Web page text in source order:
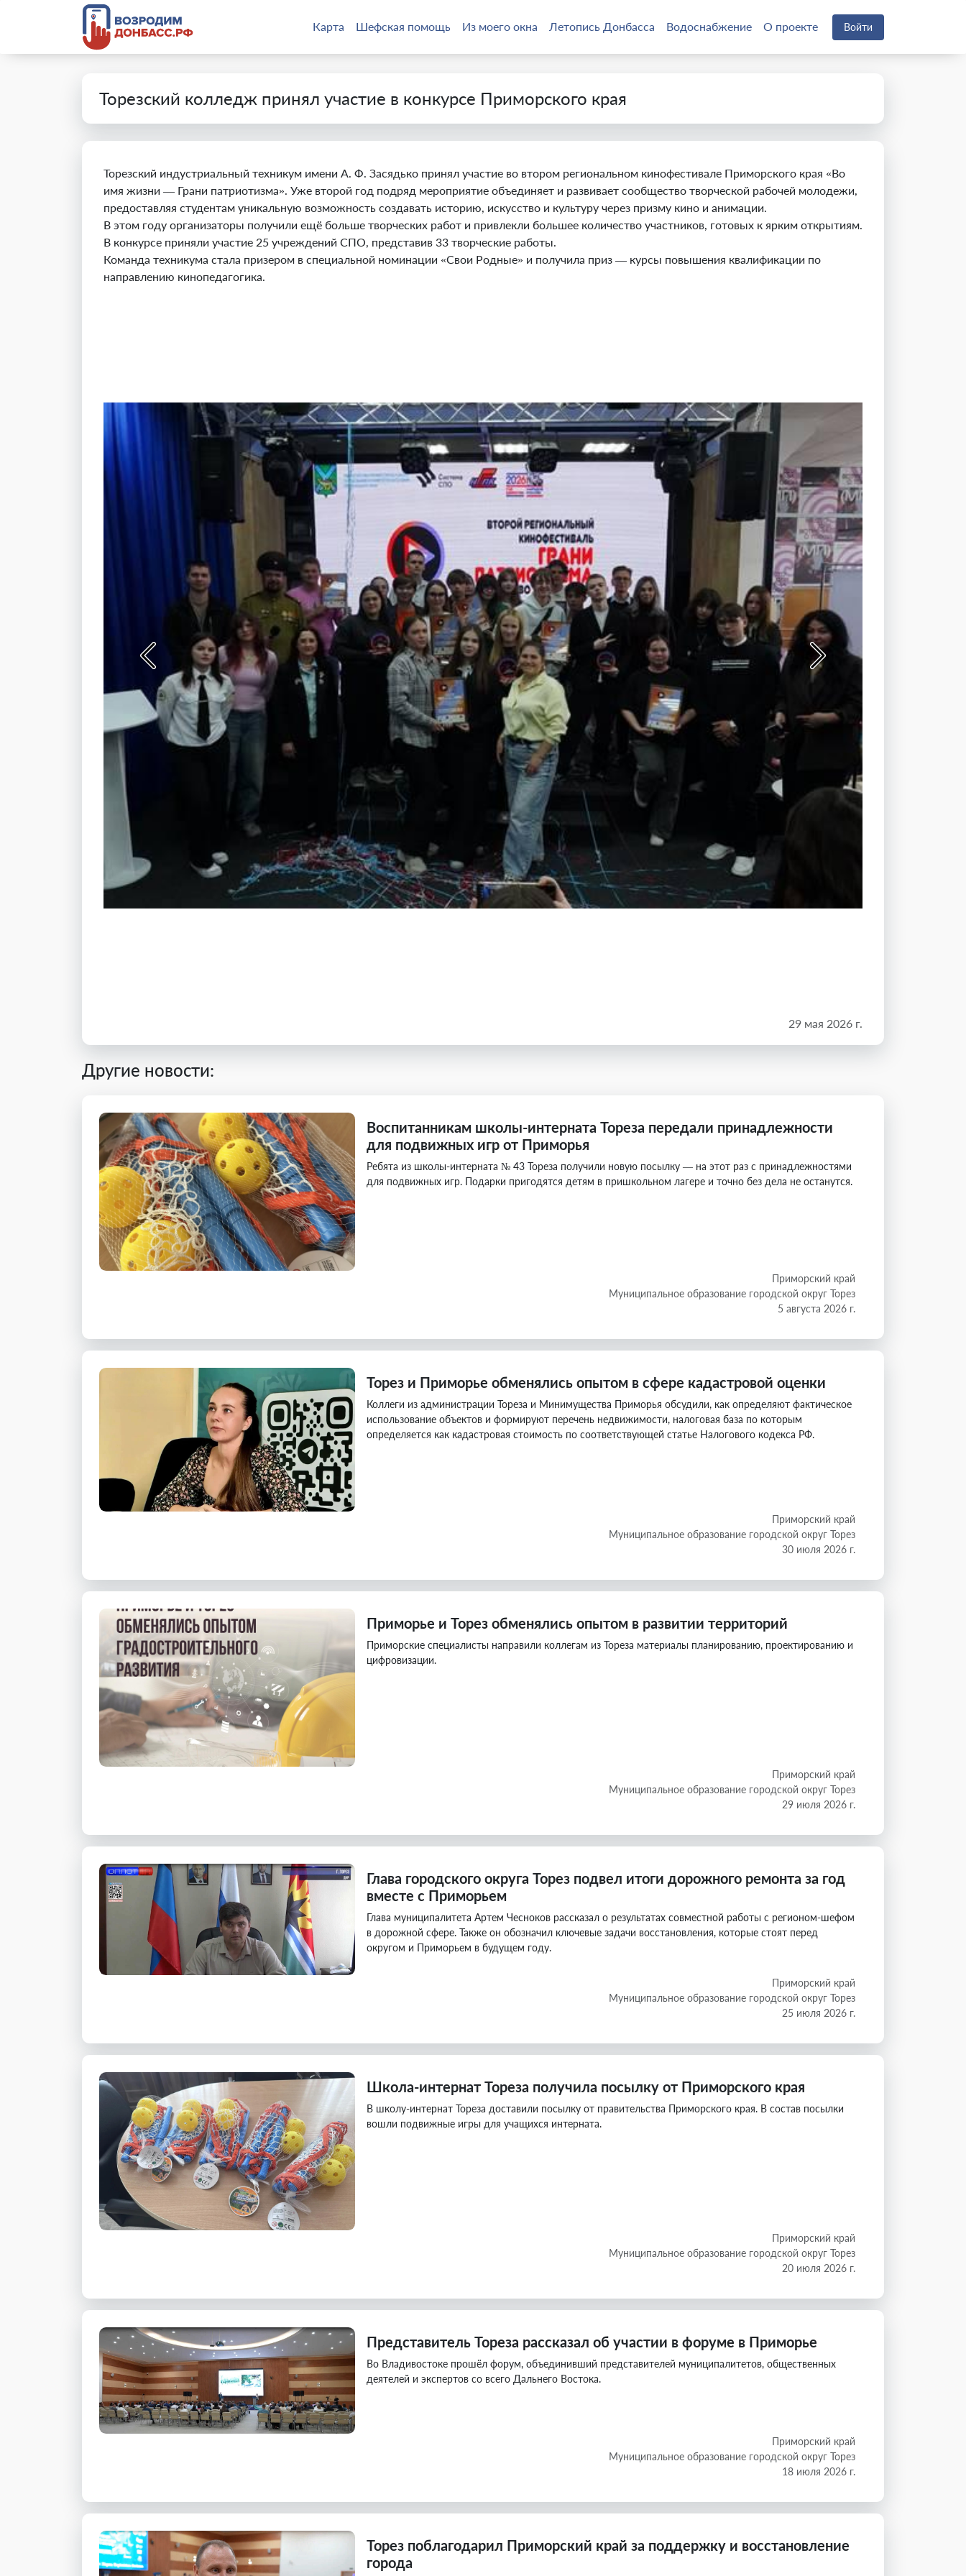
Карта Шефская помощь Из моего окна Летопись Донбасса Водоснабжение О проекте Войти
Торезский колледж принял участие в конкурсе Приморского края
Торезский индустриальный техникум имени А. Ф. Засядько принял участие во втором региональном кинофестивале Приморского края «Во
имя жизни — Грани патриотизма». Уже второй год подряд мероприятие объединяет и развивает сообщество творческой рабочей молодежи,
предоставляя студентам уникальную возможность создавать историю, искусство и культуру через призму кино и анимации.
В этом году организаторы получили ещё больше творческих работ и привлекли большее количество участников, готовых к ярким открытиям.
В конкурсе приняли участие 25 учреждений СПО, представив 33 творческие работы.
Команда техникума стала призером в специальной номинации «Свои Родные» и получила приз — курсы повышения квалификации по
направлению кинопедагогика.
29 мая 2026 г.
Другие новости:
Воспитанникам школы-интерната Тореза передали принадлежности
для подвижных игр от Приморья
Ребята из школы-интерната № 43 Тореза получили новую посылку — на этот раз с принадлежностями
для подвижных игр. Подарки пригодятся детям в пришкольном лагере и точно без дела не останутся.
Приморский край
Муниципальное образование городской округ Торез
5 августа 2026 г.
Торез и Приморье обменялись опытом в сфере кадастровой оценки
Коллеги из администрации Тореза и Минимущества Приморья обсудили, как определяют фактическое
использование объектов и формируют перечень недвижимости, налоговая база по которым
определяется как кадастровая стоимость по соответствующей статье Налогового кодекса РФ.
Приморский край
Муниципальное образование городской округ Торез
30 июля 2026 г.
Приморье и Торез обменялись опытом в развитии территорий
Приморские специалисты направили коллегам из Тореза материалы планированию, проектированию и
цифровизации.
Приморский край
Муниципальное образование городской округ Торез
29 июля 2026 г.
Глава городского округа Торез подвел итоги дорожного ремонта за год
вместе с Приморьем
Глава муниципалитета Артем Чесноков рассказал о результатах совместной работы с регионом-шефом
в дорожной сфере. Также он обозначил ключевые задачи восстановления, которые стоят перед
округом и Приморьем в будущем году.
Приморский край
Муниципальное образование городской округ Торез
25 июля 2026 г.
Школа-интернат Тореза получила посылку от Приморского края
В школу-интернат Тореза доставили посылку от правительства Приморского края. В состав посылки
вошли подвижные игры для учащихся интерната.
Приморский край
Муниципальное образование городской округ Торез
20 июля 2026 г.
Представитель Тореза рассказал об участии в форуме в Приморье
Во Владивостоке прошёл форум, объединивший представителей муниципалитетов, общественных
деятелей и экспертов со всего Дальнего Востока.
Приморский край
Муниципальное образование городской округ Торез
18 июля 2026 г.
Торез поблагодарил Приморский край за поддержку и восстановление
города